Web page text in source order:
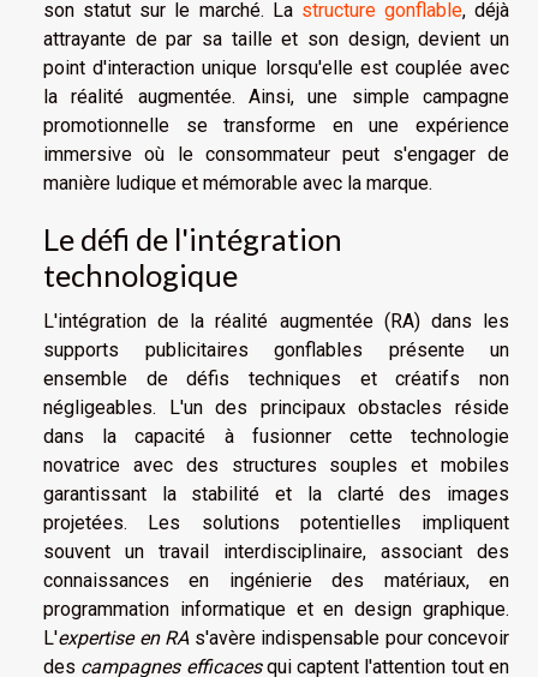
son statut sur le marché. La structure gonflable, déjà
attrayante de par sa taille et son design, devient un
point d'interaction unique lorsqu'elle est couplée avec
la réalité augmentée. Ainsi, une simple campagne
promotionnelle se transforme en une expérience
immersive où le consommateur peut s'engager de
manière ludique et mémorable avec la marque.
Le défi de l'intégration
technologique
L'intégration de la réalité augmentée (RA) dans les
supports publicitaires gonflables présente un
ensemble de défis techniques et créatifs non
négligeables. L'un des principaux obstacles réside
dans la capacité à fusionner cette technologie
novatrice avec des structures souples et mobiles
garantissant la stabilité et la clarté des images
projetées. Les solutions potentielles impliquent
souvent un travail interdisciplinaire, associant des
connaissances en ingénierie des matériaux, en
programmation informatique et en design graphique.
L'expertise en RAs'avère indispensable pour concevoir
des campagnes efficacesqui captent l'attention tout en